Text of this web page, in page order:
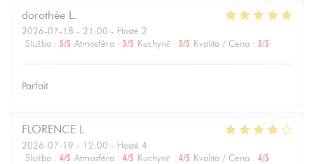
dorothée L
2026-07-18 - 21:00 - Hosté 2
Služba : 5/5 Atmosféra : 5/5 Kuchyně : 5/5 Kvalita / Cena : 5/5
Parfait
FLORENCE L
2026-07-19 - 12:00 - Hosté 4
Služba : 4/5 Atmosféra : 4/5 Kuchyně : 4/5 Kvalita / Cena : 4/5